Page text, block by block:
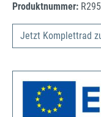
Produktnummer:
Jetzt Komplettrad